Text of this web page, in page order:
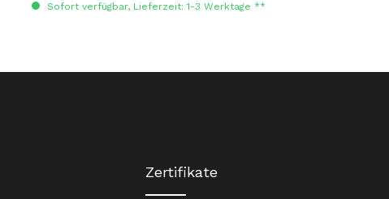
Sofort verfügbar, Lieferzeit: 1-3 Werktage **
Zertifikate